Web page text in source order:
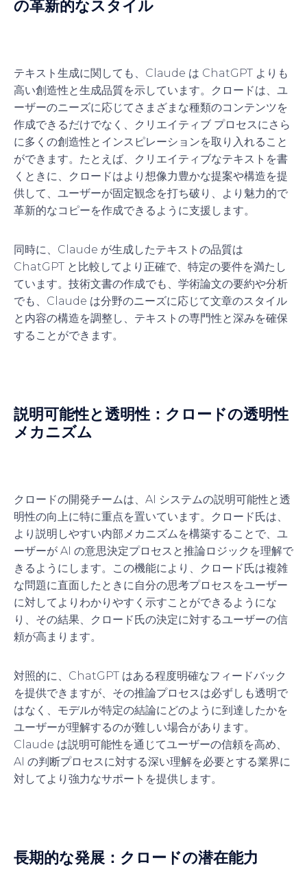
の革新的なスタイル
テキスト生成に関しても、Claude は ChatGPT よりも
高い創造性と生成品質を示しています。クロードは、ユ
ーザーのニーズに応じてさまざまな種類のコンテンツを
作成できるだけでなく、クリエイティブ プロセスにさら
に多くの創造性とインスピレーションを取り入れること
ができます。たとえば、クリエイティブなテキストを書
くときに、クロードはより想像力豊かな提案や構造を提
供して、ユーザーが固定観念を打ち破り、より魅力的で
革新的なコピーを作成できるように支援します。
同時に、Claude が生成したテキストの品質は
ChatGPT と比較してより正確で、特定の要件を満たし
ています。技術文書の作成でも、学術論文の要約や分析
でも、Claude は分野のニーズに応じて文章のスタイル
と内容の構造を調整し、テキストの専門性と深みを確保
することができます。
説明可能性と透明性：クロードの透明性
メカニズム
クロードの開発チームは、AI システムの説明可能性と透
明性の向上に特に重点を置いています。クロード氏は、
より説明しやすい内部メカニズムを構築することで、ユ
ーザーが AI の意思決定プロセスと推論ロジックを理解で
きるようにします。この機能により、クロード氏は複雑
な問題に直面したときに自分の思考プロセスをユーザー
に対してよりわかりやすく示すことができるようにな
り、その結果、クロード氏の決定に対するユーザーの信
頼が高まります。
対照的に、ChatGPT はある程度明確なフィードバック
を提供できますが、その推論プロセスは必ずしも透明で
はなく、モデルが特定の結論にどのように到達したかを
ユーザーが理解するのが難しい場合があります。
Claude は説明可能性を通じてユーザーの信頼を高め、
AI の判断プロセスに対する深い理解を必要とする業界に
対してより強力なサポートを提供します。
長期的な発展：クロードの潜在能力